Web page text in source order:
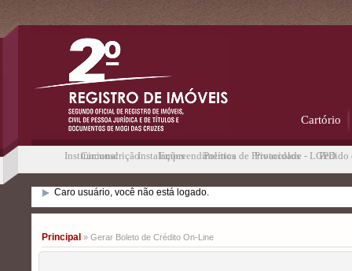
Cartório
Institucional Instalações Política de Privacidade - LGPD
Circunscrição Empreendimentos Protocolos Pedido
Caro usuário, você não está logado.
Principal » Gerar Boleto de Crédito On-Line